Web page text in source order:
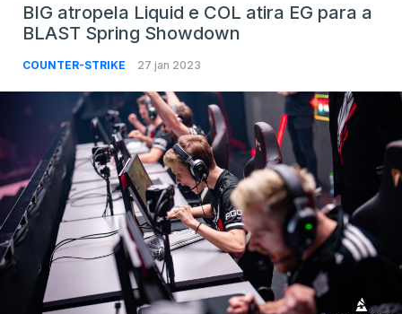
BIG atropela Liquid e COL atira EG para a
BLAST Spring Showdown
COUNTER-STRIKE 27 jan 2023